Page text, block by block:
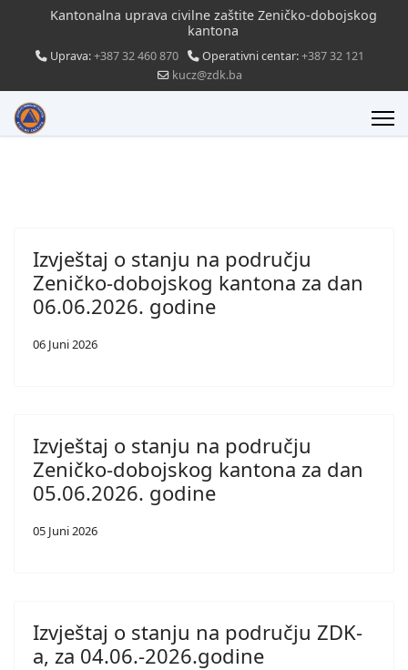
Kantonalna uprava civilne zaštite Zeničko-dobojskog
kantona
Uprava:+387 32 460 870 Operativni centar:+387 32 121
kucz@zdk.ba
Izvještaj o stanju na području
Zeničko-dobojskog kantona za dan
06.06.2026. godine
06 Juni 2026
Izvještaj o stanju na području
Zeničko-dobojskog kantona za dan
05.06.2026. godine
05 Juni 2026
Izvještaj o stanju na području ZDK-
a, za 04.06.-2026.godine